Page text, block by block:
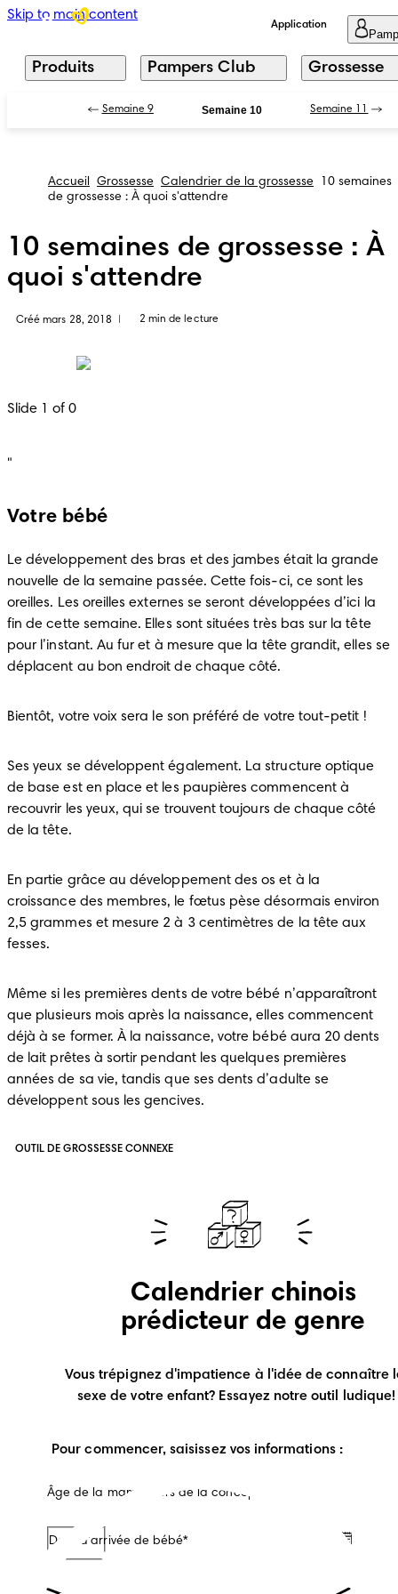
Skip to main content
Application
Produits Pampers Club Grossesse
Semaine 9 Semaine 10 Semaine 11
Accueil Grossesse Calendrier de la grossesse
10 semaines
de grossesse : À quoi s'attendre
10 semaines de grossesse : À
quoi s'attendre
Créé mars 28, 2018 2 min de lecture
Slide 1 of 0
"
Votre bébé
Le développement des bras et des jambes était la grande
nouvelle de la semaine passée. Cette fois-ci, ce sont les
oreilles. Les oreilles externes se seront développées d’ici la
fin de cette semaine. Elles sont situées très bas sur la tête
pour l’instant. Au fur et à mesure que la tête grandit, elles se
déplacent au bon endroit de chaque côté.
Bientôt, votre voix sera le son préféré de votre tout-petit !
Ses yeux se développent également. La structure optique
de base est en place et les paupières commencent à
recouvrir les yeux, qui se trouvent toujours de chaque côté
de la tête.
En partie grâce au développement des os et à la
croissance des membres, le fœtus pèse désormais environ
2,5 grammes et mesure 2 à 3 centimètres de la tête aux
fesses.
Même si les premières dents de votre bébé n’apparaîtront
que plusieurs mois après la naissance, elles commencent
déjà à se former. À la naissance, votre bébé aura 20 dents
de lait prêtes à sortir pendant les quelques premières
années de sa vie, tandis que ses dents d’adulte se
développent sous les gencives.
OUTIL DE GROSSESSE CONNEXE
Calendrier chinois
prédicteur de genre
Vous trépignez d'impatience à l'idée de connaître
sexe de votre enfant? Essayez notre outil ludique!
Pour commencer, saisissez vos informations :
Âge de la maman lors de la conception
Date d'arrivée de bébé*